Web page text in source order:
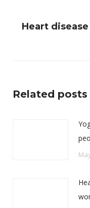
Heart
Related posts